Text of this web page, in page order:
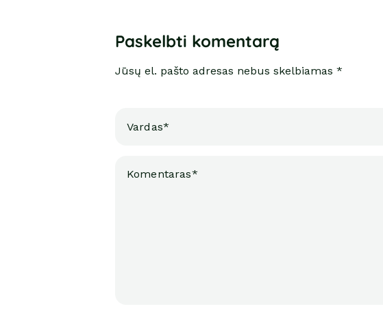
Paskelbti komentarą
Jūsų el. pašto adresas nebus skelbiamas *